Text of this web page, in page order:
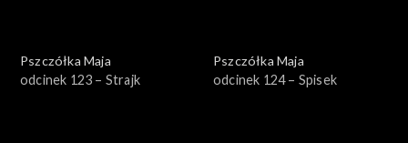
Pszczółka Maja
odcinek 123 – Strajk
Pszczółka Maja
odcinek 124 – Spisek